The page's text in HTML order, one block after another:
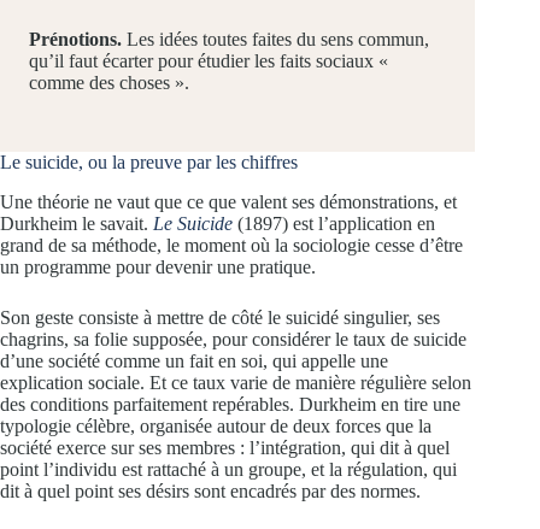
Prénotions. Les idées toutes faites du sens commun,
qu’il faut écarter pour étudier les faits sociaux «
comme des choses ».
Le suicide, ou la preuve par les chiffres
Une théorie ne vaut que ce que valent ses démonstrations, et
Durkheim le savait. Le Suicide (1897) est l’application en
grand de sa méthode, le moment où la sociologie cesse d’être
un programme pour devenir une pratique.
Son geste consiste à mettre de côté le suicidé singulier, ses
chagrins, sa folie supposée, pour considérer le taux de suicide
d’une société comme un fait en soi, qui appelle une
explication sociale. Et ce taux varie de manière régulière selon
des conditions parfaitement repérables. Durkheim en tire une
typologie célèbre, organisée autour de deux forces que la
société exerce sur ses membres : l’intégration, qui dit à quel
point l’individu est rattaché à un groupe, et la régulation, qui
dit à quel point ses désirs sont encadrés par des normes.